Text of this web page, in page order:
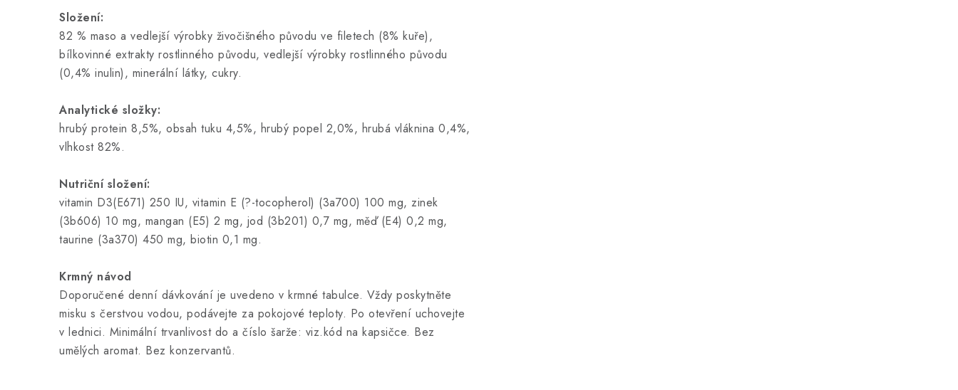
Složení:
82 % maso a vedlejší výrobky živočišného původu ve filetech (8% kuře),
bílkovinné extrakty rostlinného původu, vedlejší výrobky rostlinného původu
(0,4% inulin), minerální látky, cukry.
Analytické složky:
hrubý protein 8,5%, obsah tuku 4,5%, hrubý popel 2,0%, hrubá vláknina 0,4%,
vlhkost 82%.
Nutriční složení:
vitamin D3(E671) 250 IU, vitamin E (?-tocopherol) (3a700) 100 mg, zinek
(3b606) 10 mg, mangan (E5) 2 mg, jod (3b201) 0,7 mg, měď (E4) 0,2 mg,
taurine (3a370) 450 mg, biotin 0,1 mg.
Krmný návod
Doporučené denní dávkování je uvedeno v krmné tabulce. Vždy poskytněte
misku s čerstvou vodou, podávejte za pokojové teploty. Po otevření uchovejte
v lednici. Minimální trvanlivost do a číslo šarže: viz.kód na kapsičce. Bez
umělých aromat. Bez konzervantů.